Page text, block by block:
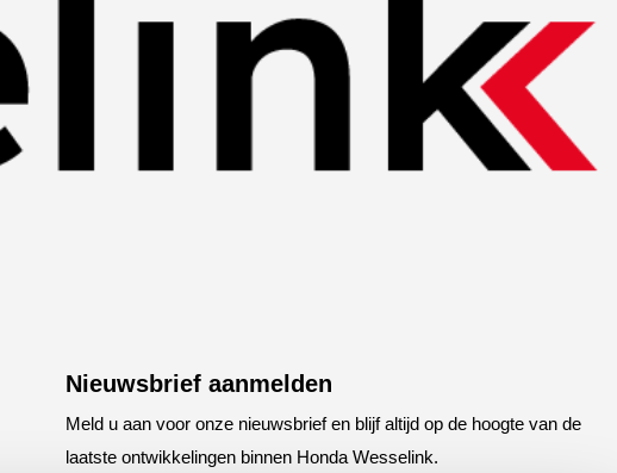
Nieuwsbrief aanmelden
Meld u aan voor onze nieuwsbrief en blijf altijd op de hoogte van de
laatste ontwikkelingen binnen Honda Wesselink.